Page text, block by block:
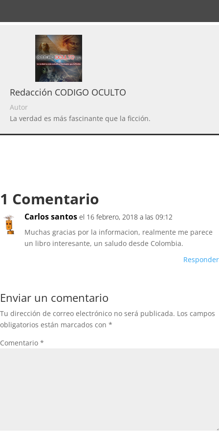
Redacción CODIGO OCULTO
Autor
La verdad es más fascinante que la ficción.
1 Comentario
Carlos santos el 16 febrero, 2018 a las 09:12
Muchas gracias por la informacion, realmente me parece
un libro interesante, un saludo desde Colombia.
Responder
Enviar un comentario
Tu dirección de correo electrónico no será publicada. Los campos
obligatorios están marcados con *
Comentario *